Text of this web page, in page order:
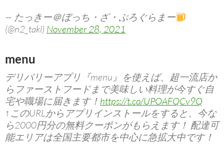
— たっきー＠ぼっち・ざ・ぷろぐらまー
(@n2_taki) November 28, 2021
menu
デリバリーアプリ『menu』を使えば、超一流店か
らファーストフードまで美味しい料理が今すぐ自
宅や職場に届きます！ https://t.co/UPOAFQCv9Q
↑このURLからアプリインストールをすると、今な
ら2000円分の無料クーポンがもらえます！ 配達可
能エリアは全国主要都市を中心に急拡大中です！